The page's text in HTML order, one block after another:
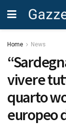
Home News
vivere
quarto
europeo